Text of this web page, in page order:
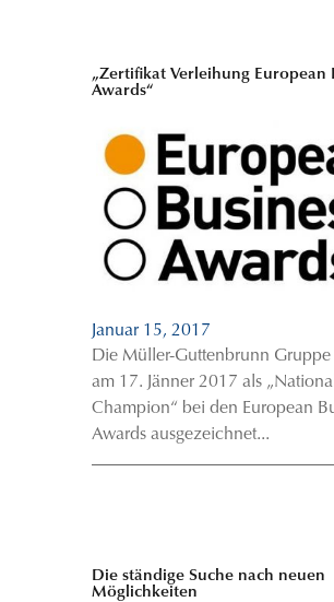
„Zertifikat Verleihung European
Awards“
Januar 15, 2017
Die Müller-Guttenbrunn
am 17. Jänner 2017 als „National
Champion“ bei den European
Awards ausgezeichnet...
Die ständige Suche nach neuen
Möglichkeiten